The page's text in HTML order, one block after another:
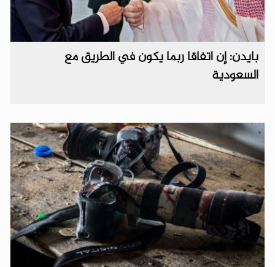
بايدن: إن اتفاقا ربما يكون في الطريق مع
السعودية